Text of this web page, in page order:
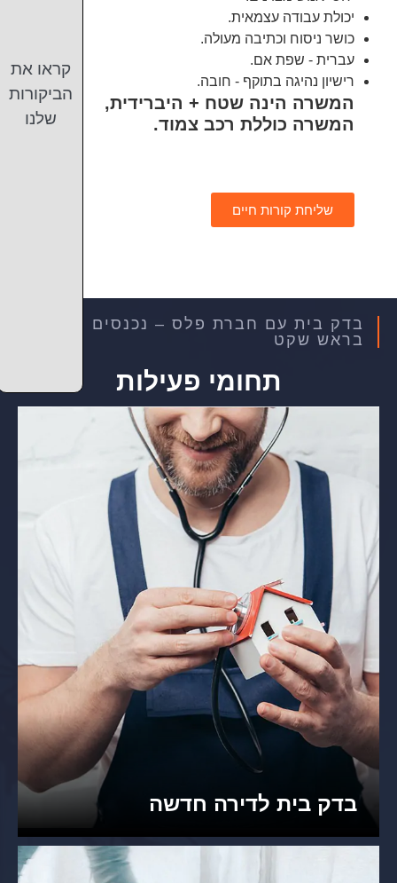
יכולת עבודה עצמאית.
כושר ניסוח וכתיבה מעולה.
עברית - שפת אם.
רישיון נהיגה בתוקף - חובה.
המשרה הינה שטח + היברידית,
המשרה כוללת רכב צמוד.
שליחת קורות חיים
בדק בית עם חברת פלס – נכנסים לדירה
בראש שקט
תחומי פעילות
בדק בית לדירה חדשה
קראו את
הביקורות
שלנו